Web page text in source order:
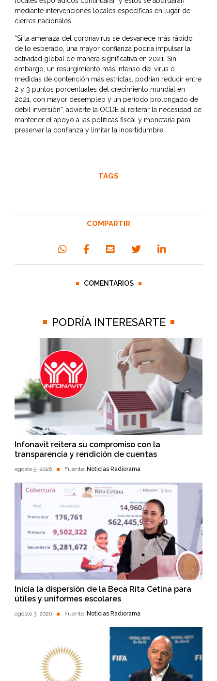
mediante intervenciones locales específicas en lugar de
cierres nacionales.
“Si la amenaza del coronavirus se desvanece más rápido
de lo esperado, una mayor confianza podría impulsar la
actividad global de manera significativa en 2021. Sin
embargo, un resurgimiento más intenso del virus o
medidas de contención más estrictas, podrían reducir entre
2 y 3 puntos porcentuales del crecimiento mundial en
2021, con mayor desempleo y un período prolongado de
débil inversión”, advierte la OCDE al reiterar la necesidad de
mantener el apoyo a las políticas fiscal y monetaria para
preservar la confianza y limitar la incertidumbre.
TAGS
COMPARTIR
COMENTARIOS
PODRÍA INTERESARTE
Infonavit reitera su compromiso con la
transparencia y rendición de cuentas
agosto 5, 2026 Fuente: Noticias Radiorama
Inicia la dispersión de la Beca Rita Cetina para
útiles y uniformes escolares
agosto 3, 2026 Fuente: Noticias Radiorama